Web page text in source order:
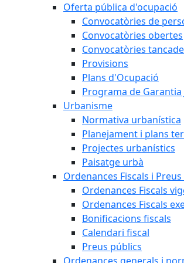
Oferta pública d'ocupació
Convocatòries de
Convocatòries obertes
Convocatòries
Provisions
Plans d'Ocupació
Programa de Garantia
Urbanisme
Normativa urbanística
Planejament i plans
Projectes urbanístics
Paisatge urbà
Ordenances Fiscals i
Ordenances Fiscals
Ordenances Fiscals
Bonificacions fiscals
Calendari fiscal
Preus públics